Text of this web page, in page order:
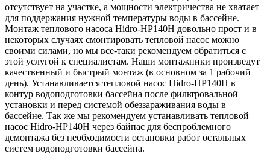
отсутствует на участке, а мощности электричества не хватает
для поддержания нужной температуры воды в бассейне.
Монтаж теплового насоса Hidro-HP140H довольно прост и в
некоторых случаях смонтировать тепловой насос можно
своими силами, но мы все-таки рекомендуем обратиться с
этой услугой к специалистам. Наши монтажники произведут
качественный и быстрый монтаж (в основном за 1 рабочий
день). Устанавливается тепловой насос Hidro-HP140H в
контур водоподготовки бассейна после фильтровальной
установки и перед системой обеззараживания воды в
бассейне. Так же мы рекомендуем устанавливать тепловой
насос Hidro-HP140H через байпас для беспроблемного
демонтажа без необходимости остановки работ остальных
систем водоподготовки бассейна.